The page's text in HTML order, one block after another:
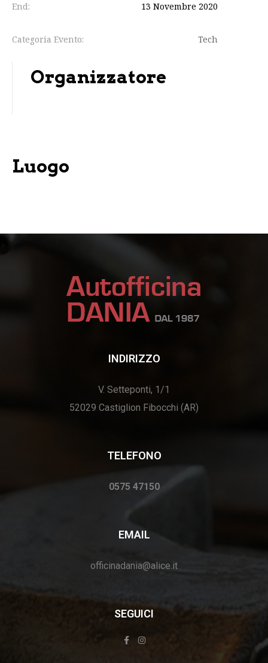
End: 13 Novembre 2020
Categoria Evento: Tech
Organizzatore
Luogo
INDIRIZZO
V. Setteponti, 1/1
52029 Castiglion Fibocchi (AR)
TELEFONO
0575 47150
EMAIL
officinadania@alice.it
SEGUICI